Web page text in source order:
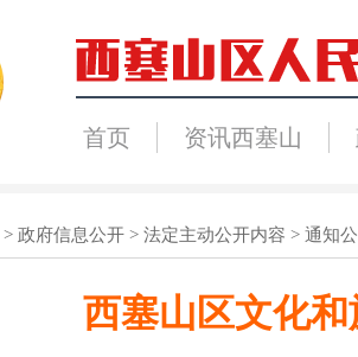
首页 资讯西塞山
> 政府信息公开 > 法定主动公开内容 > 通知
西塞山区文化